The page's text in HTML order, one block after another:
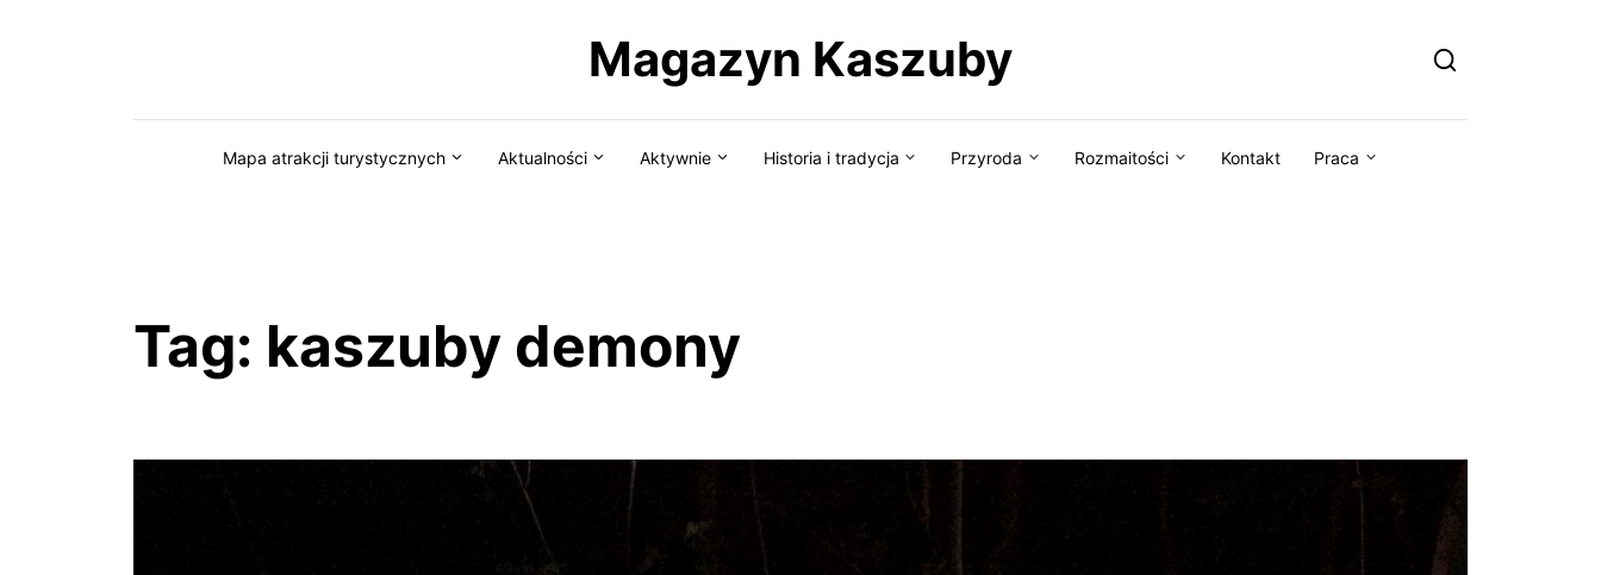
Magazyn Kaszuby
Mapa atrakcji turystycznych Aktualności Aktywnie Historia i tradycja Przyroda Rozmaitości Kontakt Praca
Tag: kaszuby demony